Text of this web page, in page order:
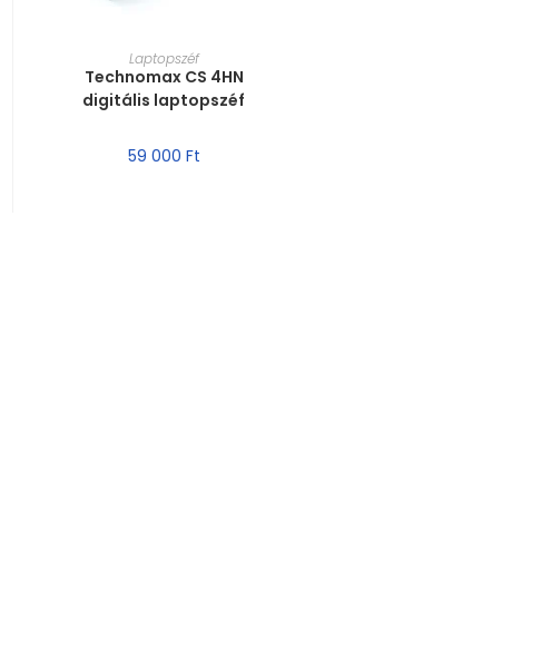
MÉRET VÁLASZTÁSA
Laptopszéf
Technomax CS 4HN
digitális laptopszéf
59 000 Ft